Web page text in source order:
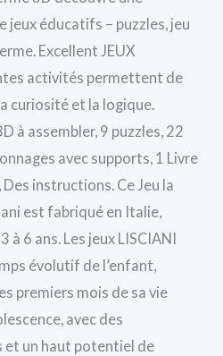
éducatifs – puzzles, jeu
Excellent JEUX
activités permettent de
curiosité et la logique.
à assembler, 9 puzzles, 22
avec supports, 1 Livre
instructions. Ce Jeu la
est fabriqué en Italie,
6 ans. Les jeux LISCIANI
évolutif de l’enfant,
premiers mois de sa vie
avec des
un haut potentiel de